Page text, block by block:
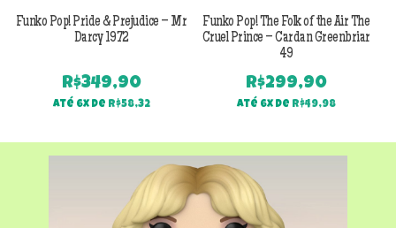
Funko Pop! Pride & Prejudice – Mr
Darcy 1972
R$349,90
Até 6x de R$58,32
Funko Pop! The Folk of the Air The
Cruel Prince – Cardan Greenbriar
49
R$299,90
Até 6x de R$49,98